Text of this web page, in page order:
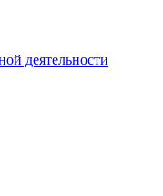
деятельности